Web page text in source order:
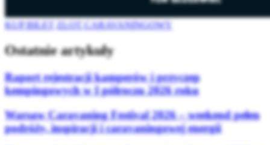
KUP BILET ZLOT CARAVANINGOWY
Ostatnie artykuły
Raport rejestracji kamperów i przyczep
kempingowych w I półroczu 2026 roku
Warsaw Caravaning Festival 2026 – weekend pełen
podróży, inspiracji i caravaningowej energii